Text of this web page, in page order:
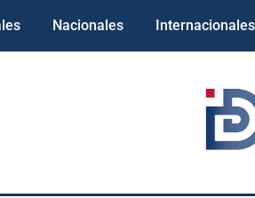
Nacionales Internacionales